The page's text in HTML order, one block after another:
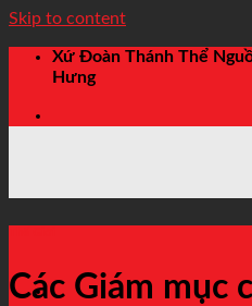
Skip to content
Xứ Đoàn Thánh Thể
Hưng
Các Giám mục